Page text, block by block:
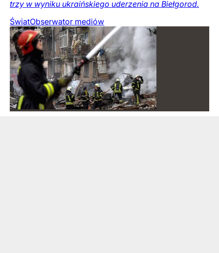
trzy w wyniku ukraińskiego uderzenia na Biełgorod.
ŚwiatObserwator mediów